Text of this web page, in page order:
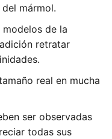
mármol.
modelos de la
retratar
real en mucha
ser observadas
todas sus